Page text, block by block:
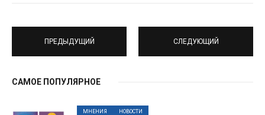
ПРЕДЫДУЩИЙ СЛЕДУЮЩИЙ
САМОЕ ПОПУЛЯРНОЕ
МНЕНИЯ НОВОСТИ